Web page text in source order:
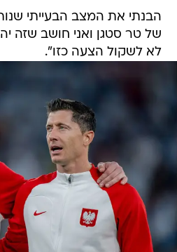
הבנתי את המצב הבעייתי
של טר סטגן ואני חושב שזה
לא לשקול הצעה כזו".